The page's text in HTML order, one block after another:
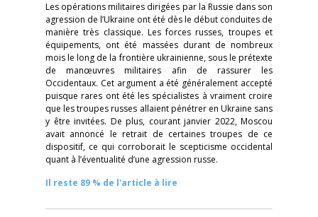
Les opérations militaires dirigées par la Russie dans son
agression de l’Ukraine ont été dès le début conduites de
manière très classique. Les forces russes, troupes et
équipements, ont été massées durant de nombreux
mois le long de la frontière ukrainienne, sous le prétexte
de manœuvres militaires afin de rassurer les
Occidentaux. Cet argument a été généralement accepté
puisque rares ont été les spécialistes à vraiment croire
que les troupes russes allaient pénétrer en Ukraine sans
y être invitées. De plus, courant janvier 2022, Moscou
avait annoncé le retrait de certaines troupes de ce
dispositif, ce qui corroborait le scepticisme occidental
quant à l’éventualité d’une agression russe.
Il reste 89 % de l'article à lire